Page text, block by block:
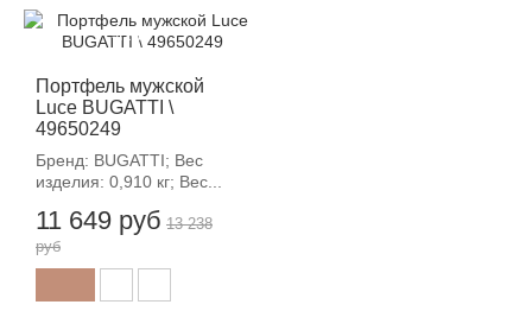
Портфель мужской
Luce BUGATTI \
49650249
Бренд: BUGATTI; Вес
изделия: 0,910 кг; Вес...
11 649 руб
-12%
13 238
руб